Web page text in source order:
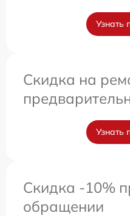
Узнать
Скидка на
Узнать
Скидка -10%
обращении